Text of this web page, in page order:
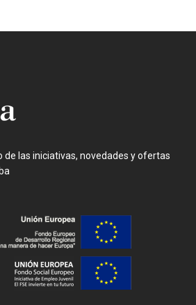
las iniciativas, novedades y ofertas